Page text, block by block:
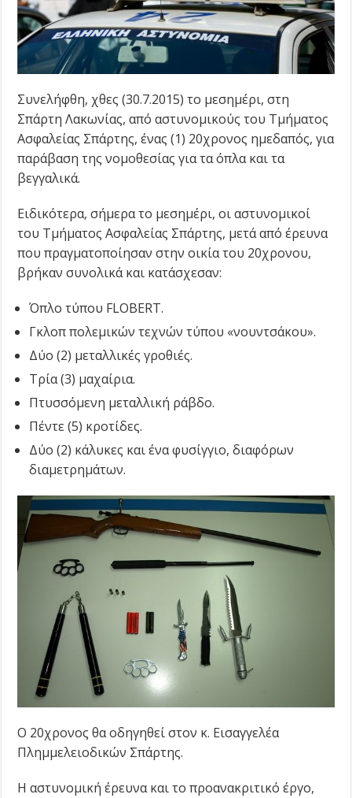
Συνελήφθη, χθες (30.7.2015) το μεσημέρι, στη
Σπάρτη Λακωνίας, από αστυνομικούς του Τμήματος
Ασφαλείας Σπάρτης, ένας (1) 20χρονος ημεδαπός, για
παράβαση της νομοθεσίας για τα όπλα και τα
βεγγαλικά.
Ειδικότερα, σήμερα το μεσημέρι, οι αστυνομικοί
του Τμήματος Ασφαλείας Σπάρτης, μετά από έρευνα
που πραγματοποίησαν στην οικία του 20χρονου,
βρήκαν συνολικά και κατάσχεσαν:
Όπλο τύπου FLOBERT.
Γκλοπ πολεμικών τεχνών τύπου «νουντσάκου».
Δύο (2) μεταλλικές γροθιές.
Τρία (3) μαχαίρια.
Πτυσσόμενη μεταλλική ράβδο.
Πέντε (5) κροτίδες.
Δύο (2) κάλυκες και ένα φυσίγγιο, διαφόρων
διαμετρημάτων.
Ο 20χρονος θα οδηγηθεί στον κ. Εισαγγελέα
Πλημμελειοδικών Σπάρτης.
Η αστυνομική έρευνα και το προανακριτικό έργο,